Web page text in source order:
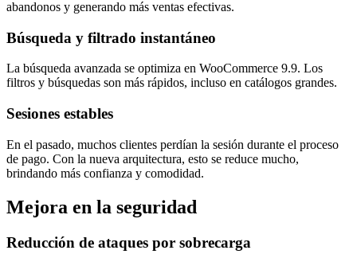
abandonos y generando más ventas efectivas.
Búsqueda y filtrado instantáneo
La búsqueda avanzada se optimiza en WooCommerce 9.9. Los
filtros y búsquedas son más rápidos, incluso en catálogos grandes.
Sesiones estables
En el pasado, muchos clientes perdían la sesión durante el proceso
de pago. Con la nueva arquitectura, esto se reduce mucho,
brindando más confianza y comodidad.
Mejora en la seguridad
Reducción de ataques por sobrecarga